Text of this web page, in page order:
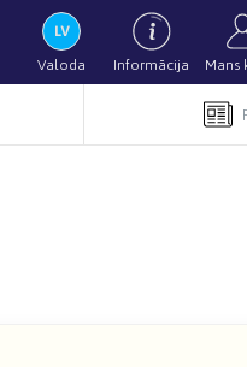
Valoda Informācija Mans